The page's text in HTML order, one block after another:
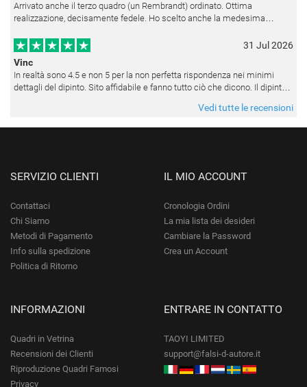
Arrivato anche il terzo quadro (un Rembrandt) ordinato. Ottima
realizzazione, decisamente fedele. Ho scelto anche la medesima
appesi
31 Jul 2026
Vinc
In realtà sono 4.5 e non 5 per la non perfetta rispondenza nei minimi
dettagli del dipinto. Sito affidabile e fanno tutto ciò che dicono. Il dipinto,
Vedi tutte le recensioni
SERVIZIO CLIENTI
Contattaci
Chi Siamo
Metodi di Pagamento
Info sulla spedizione
Politica di Ritorno
IL MIO ACCOUNT
Cronologia Ordini
La mia lista dei desideri
Cambiare la Password
Crea un Account
INFORMAZIONI
Quadri in Vetrina
Recensioni dei Clienti
Riproduzione Quadri Famosi
Privacy
ENTRARE IN CONTATTO
TAOYI LIMITED
support@falsi-d-autore.it